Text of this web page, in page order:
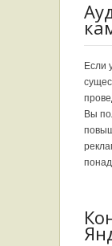
Если
Вы